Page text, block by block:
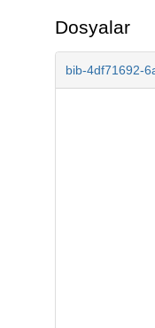
Dosyalar
bib-4df71692-